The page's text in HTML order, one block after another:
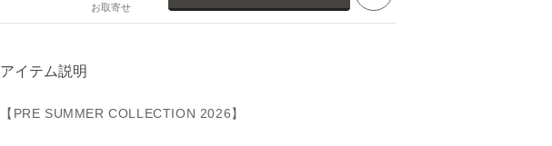
お取寄せ
アイテム説明
【PRE SUMMER COLLECTION 2026】